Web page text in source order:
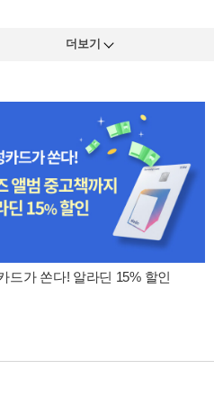
더보기
드가 쏜다! 알라딘 15% 할인